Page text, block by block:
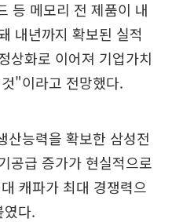
등 메모리 전 제품이 내
내년까지 확보된 실적
상화로 이어져 기업가치
"이라고 전망했다.
산능력을 확보한 삼성전
공급 증가가 현실적으로
캐파가 최대 경쟁력으
다.